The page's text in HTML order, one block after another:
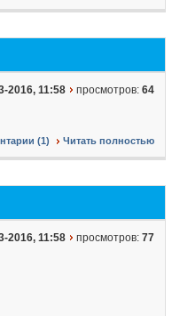
2016, 11:58 просмотров: 64
(1) Читать полностью
2016, 11:58 просмотров: 77